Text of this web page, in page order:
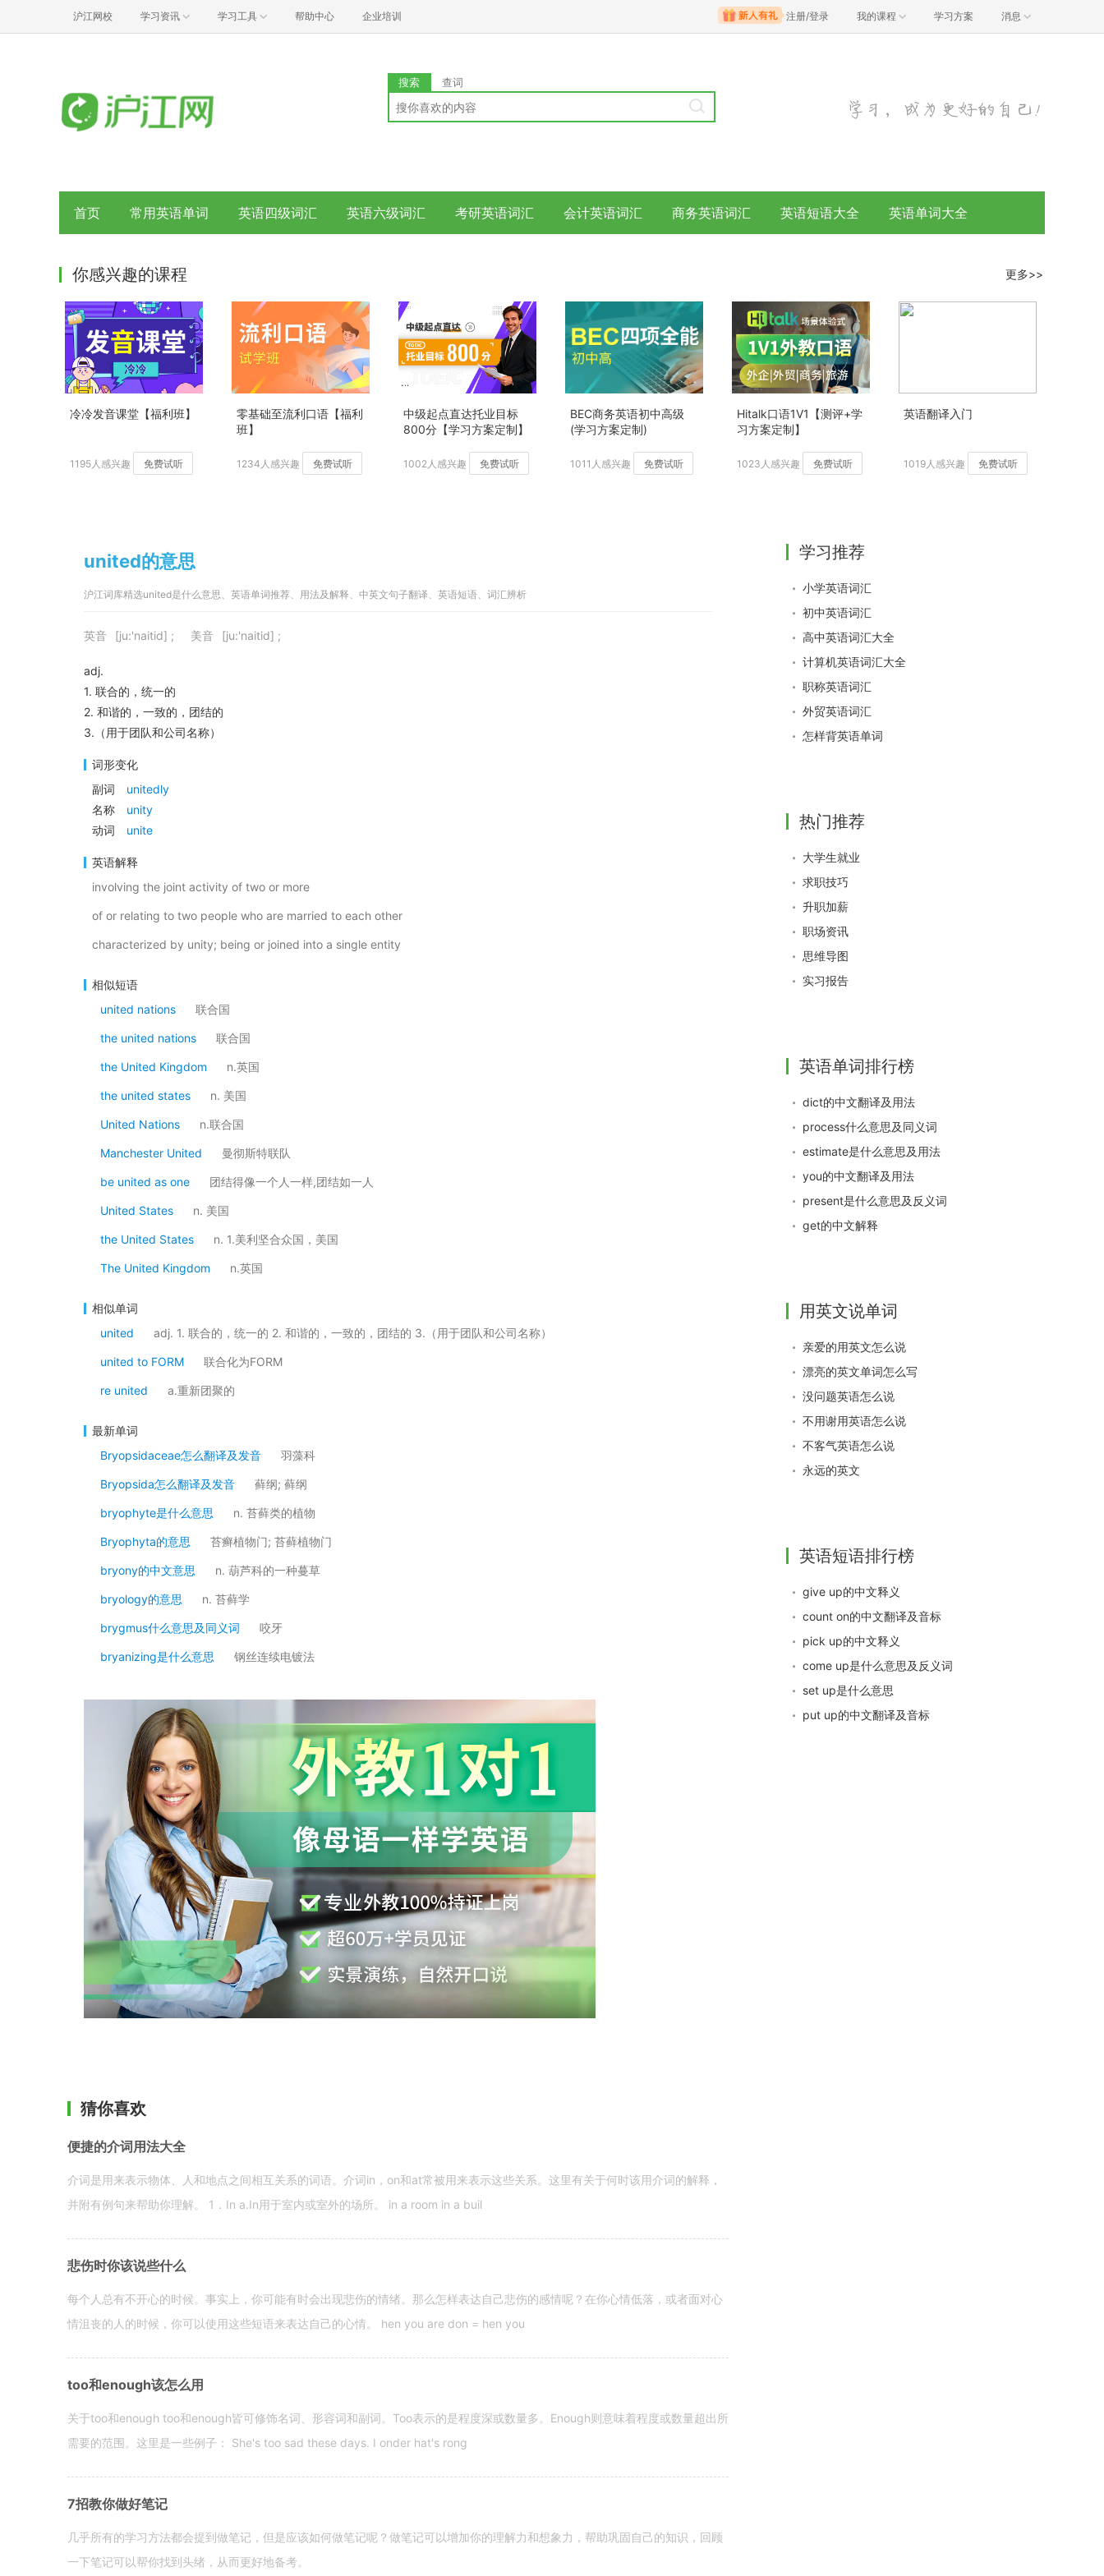
沪江网校 学习资讯 学习工具 帮助中心 企业培训 注册/登录 我的课程 学习方案 消息
搜索 查词
首页 常用英语单词 英语四级词汇 英语六级词汇 考研英语词汇 会计英语词汇 商务英语词汇 英语短语大全 英语单词大全
你感兴趣的课程 更多>>
冷冷发音课堂【福利班】
1195人感兴趣 免费试听
零基础至流利口语【福利
班】
1234人感兴趣 免费试听
中级起点直达托业目标
800分【学习方案定制】
1002人感兴趣 免费试听
BEC商务英语初中高级
(学习方案定制)
1011人感兴趣 免费试听
Hitalk口语1V1【测评+学
习方案定制】
1023人感兴趣 免费试听
英语翻译入门
1019人感兴趣 免费试听
united的意思
沪江词库精选united是什么意思、英语单词推荐、用法及解释、中英文句子翻译、英语短语、词汇辨析
英音 [ju:'naitid] ; 美音 [ju:'naitid] ;
adj.
1. 联合的，统一的
2. 和谐的，一致的，团结的
3.（用于团队和公司名称）
词形变化
副词
unitedly
名称
unity
动词
unite
英语解释
involving the joint activity of two or more
of or relating to two people who are married to each other
characterized by unity; being or joined into a single entity
相似短语
united nations
联合国
the united nations 联合国
the United Kingdom n.英国
the united states n. 美国
United Nations n.联合国
Manchester United 曼彻斯特联队
be united as one 团结得像一个人一样,团结如一人
United States n. 美国
the United States n. 1.美利坚合众国，美国
The United Kingdom n.英国
相似单词
united
adj. 1. 联合的，统一的 2. 和谐的，一致的，团结的 3.（用于团队和公司名称）
united to FORM 联合化为FORM
re united a.重新团聚的
最新单词
Bryopsidaceae怎么翻译及发音
羽藻科
Bryopsida怎么翻译及发音 藓纲; 藓纲
bryophyte是什么意思 n. 苔藓类的植物
Bryophyta的意思 苔癣植物门; 苔藓植物门
bryony的中文意思 n. 葫芦科的一种蔓草
bryology的意思 n. 苔藓学
brygmus什么意思及同义词 咬牙
bryanizing是什么意思 钢丝连续电镀法
猜你喜欢
便捷的介词用法大全
介词是用来表示物体、人和地点之间相互关系的词语。介词in，on和at常被用来表示这些关系。这里有关于何时该用介词的解释，
并附有例句来帮助你理解。 1．In a.In用于室内或室外的场所。 in a room in a buil
悲伤时你该说些什么
每个人总有不开心的时候。事实上，你可能有时会出现悲伤的情绪。那么怎样表达自己悲伤的感情呢？在你心情低落，或者面对心
情沮丧的人的时候，你可以使用这些短语来表达自己的心情。 hen you are don = hen you
too和enough该怎么用
关于too和enough too和enough皆可修饰名词、形容词和副词。Too表示的是程度深或数量多。Enough则意味着程度或数量超出所
需要的范围。这里是一些例子： She's too sad these days. I onder hat's rong
7招教你做好笔记
几乎所有的学习方法都会提到做笔记，但是应该如何做笔记呢？做笔记可以增加你的理解力和想象力，帮助巩固自己的知识，回顾
一下笔记可以帮你找到头绪，从而更好地备考。
学习推荐
小学英语词汇
初中英语词汇
高中英语词汇大全
计算机英语词汇大全
职称英语词汇
外贸英语词汇
怎样背英语单词
热门推荐
大学生就业
求职技巧
升职加薪
职场资讯
思维导图
实习报告
英语单词排行榜
dict的中文翻译及用法
process什么意思及同义词
estimate是什么意思及用法
you的中文翻译及用法
present是什么意思及反义词
get的中文解释
用英文说单词
亲爱的用英文怎么说
漂亮的英文单词怎么写
没问题英语怎么说
不用谢用英语怎么说
不客气英语怎么说
永远的英文
英语短语排行榜
give up的中文释义
count on的中文翻译及音标
pick up的中文释义
come up是什么意思及反义词
set up是什么意思
put up的中文翻译及音标